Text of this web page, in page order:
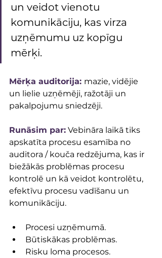
un veidot vienotu
komunikāciju, kas virza
uzņēmumu uz kopīgu
mērķi.
Mērķa auditorija: mazie, vidējie
un lielie uzņēmēji, ražotāji un
pakalpojumu sniedzēji.
Runāsim par: Vebināra laikā tiks
apskatīta procesu esamība no
auditora / kouča redzējuma, kas ir
biežākās problēmas procesu
kontrolē un kā veidot kontrolētu,
efektīvu procesu vadīšanu un
komunikāciju.
Procesi uzņēmumā.
Būtiskākas problēmas.
Risku loma procesos.